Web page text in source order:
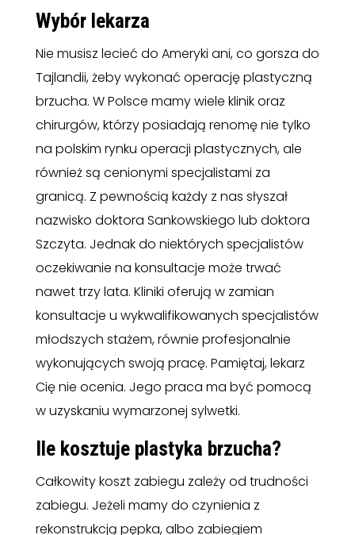
Wybór lekarza
Nie musisz lecieć do Ameryki ani, co gorsza do
Tajlandii, żeby wykonać operację plastyczną
brzucha. W Polsce mamy wiele klinik oraz
chirurgów, którzy posiadają renomę nie tylko
na polskim rynku operacji plastycznych, ale
również są cenionymi specjalistami za
granicą. Z pewnością każdy z nas słyszał
nazwisko doktora Sankowskiego lub doktora
Szczyta. Jednak do niektórych specjalistów
oczekiwanie na konsultacje może trwać
nawet trzy lata. Kliniki oferują w zamian
konsultacje u wykwalifikowanych specjalistów
młodszych stażem, równie profesjonalnie
wykonujących swoją pracę. Pamiętaj, lekarz
Cię nie ocenia. Jego praca ma być pomocą
w uzyskaniu wymarzonej sylwetki.
Ile kosztuje plastyka brzucha?
Całkowity koszt zabiegu zależy od trudności
zabiegu. Jeżeli mamy do czynienia z
rekonstrukcją pępka, albo zabiegiem